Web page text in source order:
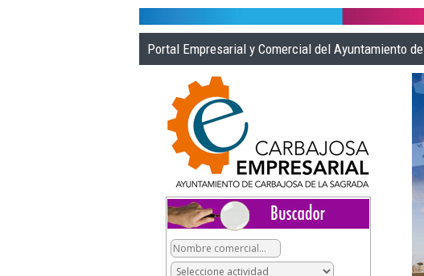
Portal Empresarial y Comercial del Ayuntamiento